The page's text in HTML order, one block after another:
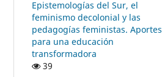
Epistemologías del Sur, el
feminismo decolonial y las
pedagogías feministas. Aportes
para una educación
transformadora
39